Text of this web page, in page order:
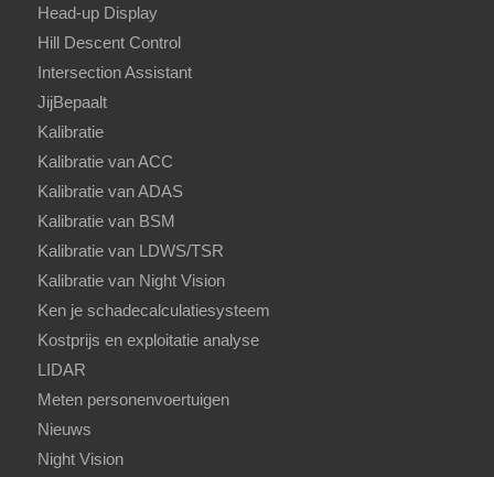
Head-up Display
Hill Descent Control
Intersection Assistant
JijBepaalt
Kalibratie
Kalibratie van ACC
Kalibratie van ADAS
Kalibratie van BSM
Kalibratie van LDWS/TSR
Kalibratie van Night Vision
Ken je schadecalculatiesysteem
Kostprijs en exploitatie analyse
LIDAR
Meten personenvoertuigen
Nieuws
Night Vision